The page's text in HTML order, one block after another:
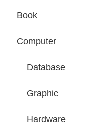
Book
Computer
Database
Graphic
Hardware